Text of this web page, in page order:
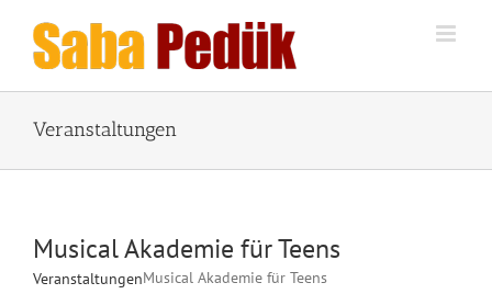
Inhalt
springen
Veranstaltungen
Musical Akademie für Teens
VeranstaltungenMusical Akademie für Teens